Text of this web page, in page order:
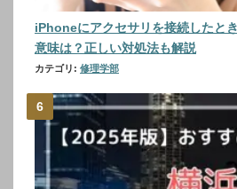
iPhoneにアクセサリを接続したと
意味は？正しい対処法も解説
カテゴリ: 修理学部